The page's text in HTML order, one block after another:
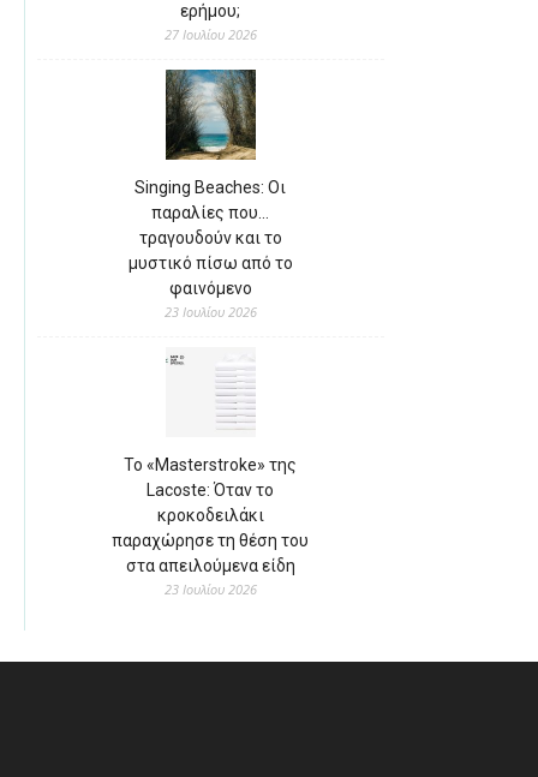
ερήμου;
27 Ιουλίου 2026
Singing Beaches: Οι
παραλίες που…
τραγουδούν και το
μυστικό πίσω από το
φαινόμενο
23 Ιουλίου 2026
Το «Masterstroke» της
Lacoste: Όταν το
κροκοδειλάκι
παραχώρησε τη θέση του
στα απειλούμενα είδη
23 Ιουλίου 2026